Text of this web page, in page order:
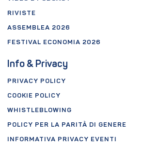
RIVISTE
ASSEMBLEA 2026
FESTIVAL ECONOMIA 2026
Info & Privacy
PRIVACY POLICY
COOKIE POLICY
WHISTLEBLOWING
POLICY PER LA PARITÀ DI GENERE
INFORMATIVA PRIVACY EVENTI